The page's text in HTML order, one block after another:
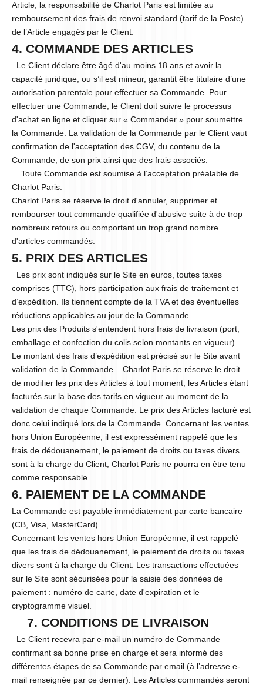
Article, la responsabilité de Charlot Paris est limitée au
remboursement des frais de renvoi standard (tarif de la Poste)
de l’Article engagés par le Client.
4. COMMANDE DES ARTICLES
Le Client déclare être âgé d'au moins 18 ans et avoir la
capacité juridique, ou s’il est mineur, garantit être titulaire d’une
autorisation parentale pour effectuer sa Commande. Pour
effectuer une Commande, le Client doit suivre le processus
d'achat en ligne et cliquer sur « Commander » pour soumettre
la Commande. La validation de la Commande par le Client vaut
confirmation de l'acceptation des CGV, du contenu de la
Commande, de son prix ainsi que des frais associés.
Toute Commande est soumise à l’acceptation préalable de
Charlot Paris.
Charlot Paris se réserve le droit d'annuler, supprimer et
rembourser tout commande qualifiée d'abusive suite à de trop
nombreux retours ou comportant un trop grand nombre
d'articles commandés.
5. PRIX DES ARTICLES
Les prix sont indiqués sur le Site en euros, toutes taxes
comprises (TTC), hors participation aux frais de traitement et
d’expédition. Ils tiennent compte de la TVA et des éventuelles
réductions applicables au jour de la Commande.
Les prix des Produits s'entendent hors frais de livraison (port,
emballage et confection du colis selon montants en vigueur).
Le montant des frais d’expédition est précisé sur le Site avant
validation de la Commande. Charlot Paris se réserve le droit
de modifier les prix des Articles à tout moment, les Articles étant
facturés sur la base des tarifs en vigueur au moment de la
validation de chaque Commande. Le prix des Articles facturé est
donc celui indiqué lors de la Commande. Concernant les ventes
hors Union Européenne, il est expressément rappelé que les
frais de dédouanement, le paiement de droits ou taxes divers
sont à la charge du Client, Charlot Paris ne pourra en être tenu
comme responsable.
6. PAIEMENT DE LA COMMANDE
La Commande est payable immédiatement par carte bancaire
(CB, Visa, MasterCard).
Concernant les ventes hors Union Européenne, il est rappelé
que les frais de dédouanement, le paiement de droits ou taxes
divers sont à la charge du Client. Les transactions effectuées
sur le Site sont sécurisées pour la saisie des données de
paiement : numéro de carte, date d'expiration et le
cryptogramme visuel.
7. CONDITIONS DE LIVRAISON
Le Client recevra par e-mail un numéro de Commande
confirmant sa bonne prise en charge et sera informé des
différentes étapes de sa Commande par email (à l’adresse e-
mail renseignée par ce dernier). Les Articles commandés seront